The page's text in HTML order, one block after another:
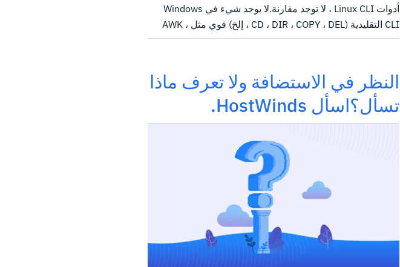
أدوات Linux CLI ، لا توجد مقارنة.لا يوجد شيء في Windows
CLI التقليدية (CD ، DIR ، COPY ، DEL ، إلخ) قوي مثل AWK ،
SED ، HEAD ، TEL ، TSORT ، UNIQ ، SPLIT ، إلخ.CLI هي أن
النظر في الاستضافة ولا تعرف ماذا
تسأل؟اسأل HostWinds.